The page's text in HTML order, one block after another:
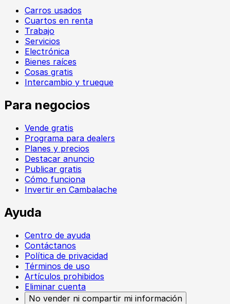
Carros usados
Cuartos en renta
Trabajo
Servicios
Electrónica
Bienes raíces
Cosas gratis
Intercambio y trueque
Para negocios
Vende gratis
Programa para dealers
Planes y precios
Destacar anuncio
Publicar gratis
Cómo funciona
Invertir en Cambalache
Ayuda
Centro de ayuda
Contáctanos
Política de privacidad
Términos de uso
Artículos prohibidos
Eliminar cuenta
No vender ni compartir mi información